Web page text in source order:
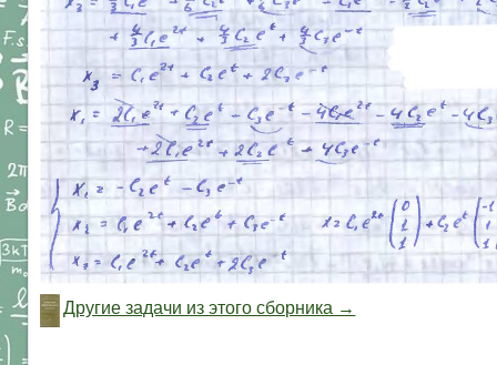
Другие задачи из этого сборника →